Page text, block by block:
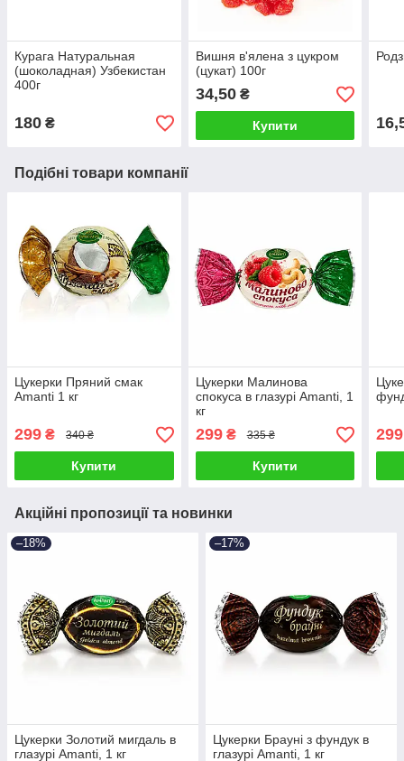
Курага Натуральная
(шоколадная) Узбекистан
400г
180 ₴
Вишня в'ялена з цукром
(цукат) 100г
34,50₴
Купити
Подібні товари компанії
Цукерки Пряний смак
Amanti 1 кг
299 ₴ 340 ₴
Купити
Цукерки Малинова
спокуса в глазурі Amanti, 1
кг
299₴ 335 ₴
Купити
299
Акційні пропозиції та новинки
–18%
Цукерки Золотий мигдаль в
глазурі Amanti, 1 кг
–17%
Цукерки Брауні з фундук в
глазурі Amanti, 1 кг